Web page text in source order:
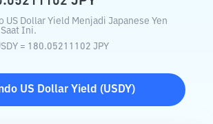
US Dollar Yield Menjadi Japanese Yen
Ini.
= 180.05211102 JPY
US Dollar Yield (USDY)